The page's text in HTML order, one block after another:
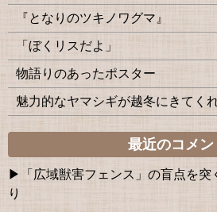
『となりのツキノワグマ』
「ぼくリスだよ」
物語りのあったポスター
魅力的なヤマシギが越冬にきてく
最近のコメン
「広域獣害フェンス」の盲点を突
り